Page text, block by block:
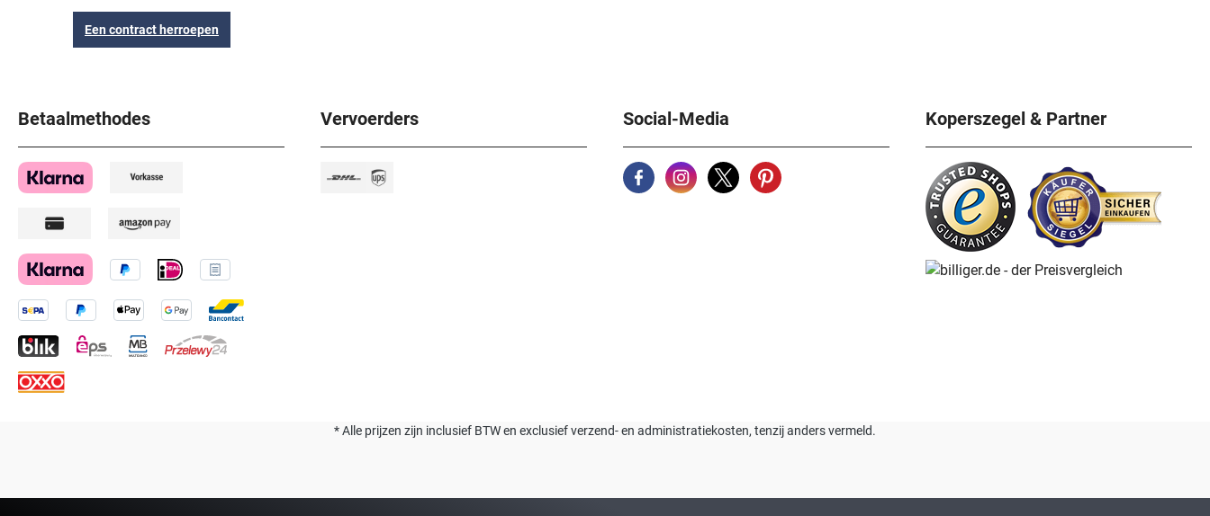
Een contract herroepen
Betaalmethodes Vervoerders Social-Media Koperszegel & Partner
* Alle prijzen zijn inclusief BTW en exclusief verzend- en administratiekosten, tenzij anders vermeld.